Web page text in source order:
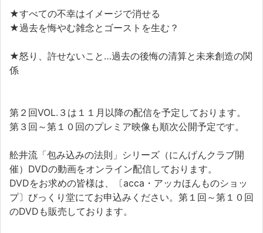
★すべての不幸はイメージで消せる
★過去を悔やむ雑念とゴーストを生む？
★怒り、許せないこと…過去の後悔の清算と未来創造の関
係
第２回VOL.３は１１月以降の配信を予定しております。
第３回～第１０回のプレミア映像も順次公開予定です。
舩井流「包み込みの法則」シリーズ（にんげんクラブ開
催）DVDの動画をオンライン配信しております。
DVDをお求めの皆様は、〔acca・アッカほんものショッ
プ〕びっくり堂にてお申込みください。第１回～第１０回
のDVDも販売しております。